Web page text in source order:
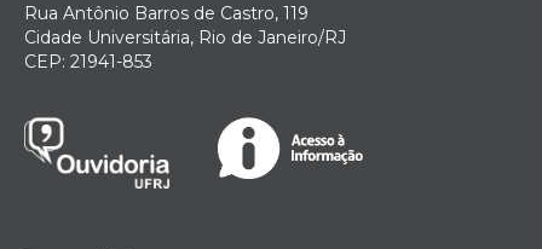
Rua Antônio Barros de Castro, 119
Cidade Universitária, Rio de Janeiro/RJ
CEP: 21941-853